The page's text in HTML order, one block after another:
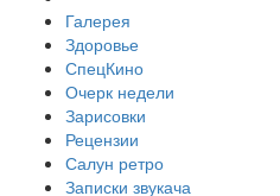
Галерея
Здоровье
СпецКино
Очерк недели
Зарисовки
Рецензии
Салун ретро
Записки звукача